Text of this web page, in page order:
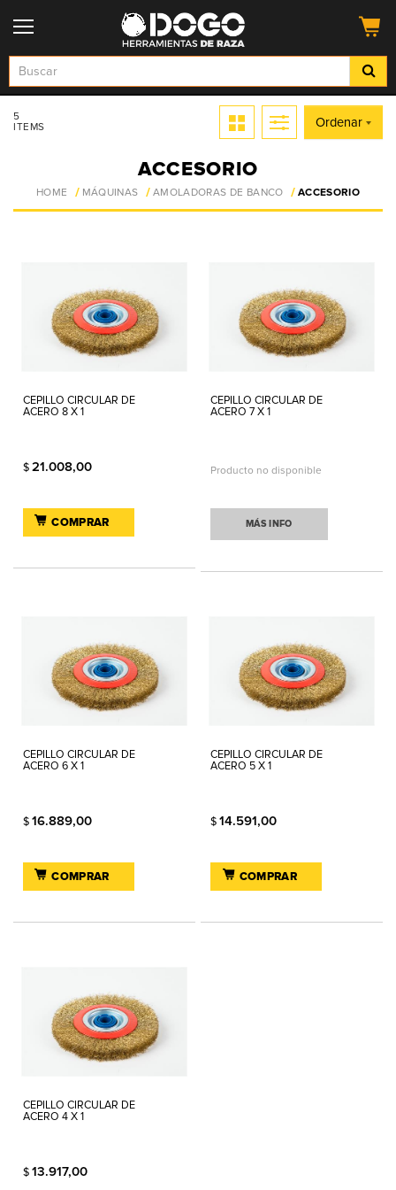
ACCESORIO
HOME MÁQUINAS AMOLADORAS DE BANCO ACCESORIO
5
ITEMS
Ordenar
CEPILLO CIRCULAR DE
ACERO 8 X 1
$ 21.008,00
COMPRAR
CEPILLO CIRCULAR DE
ACERO 7 X 1
Producto no disponible
MÁS INFO
CEPILLO CIRCULAR DE
ACERO 6 X 1
$ 16.889,00
COMPRAR
CEPILLO CIRCULAR DE
ACERO 5 X 1
$14.591,00
COMPRAR
CEPILLO CIRCULAR DE
ACERO 4 X 1
$ 13.917,00